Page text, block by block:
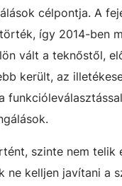
célpontja. A
így 2014-ben
vált a teknőstől,
került, az
szinte nem telik
ne kelljen javítani a